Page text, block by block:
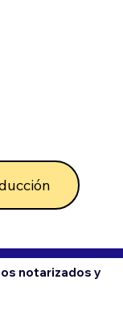
notarizados y